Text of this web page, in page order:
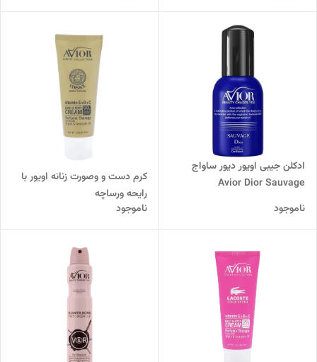
ادکلن جیبی اویور دیور ساواج
Avior Dior Sauvage
ناموجود
کرم دست و وصورت زنانه اویور با
رایحه ورساچه
ناموجود